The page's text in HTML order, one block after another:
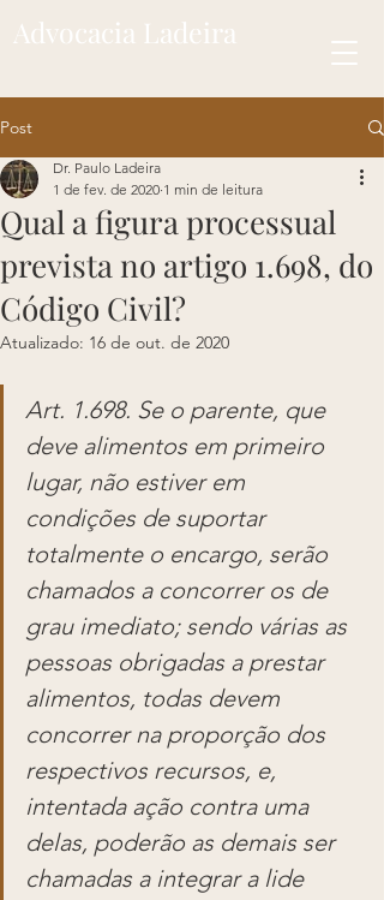
Advocacia Ladeira
Post
Qual a figura processual
prevista no artigo 1.698, do
Código Civil?
Dr. Paulo Ladeira
1 de fev. de 2020 1 min de leitura
Atualizado: 16 de out. de 2020
Art. 1.698. Se o parente, que
deve alimentos em primeiro
lugar, não estiver em
condições de suportar
totalmente o encargo, serão
chamados a concorrer os de
grau imediato; sendo várias as
pessoas obrigadas a prestar
alimentos, todas devem
concorrer na proporção dos
respectivos recursos, e,
intentada ação contra uma
delas, poderão as demais ser
chamadas a integrar a lide